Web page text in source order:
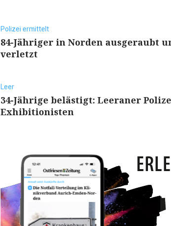
Polizei ermittelt
84-Jähriger in Norden ausgeraubt
verletzt
Leer
34-Jährige belästigt: Leeraner
Exhibitionisten